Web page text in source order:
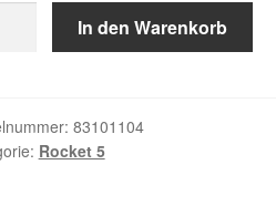
In den Warenkorb
83101104
Rocket 5